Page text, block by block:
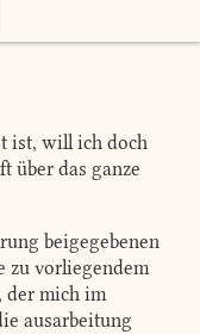
ist, will ich doch
über das ganze
beigegebenen
zu vorliegendem
der mich im
ausarbeitung